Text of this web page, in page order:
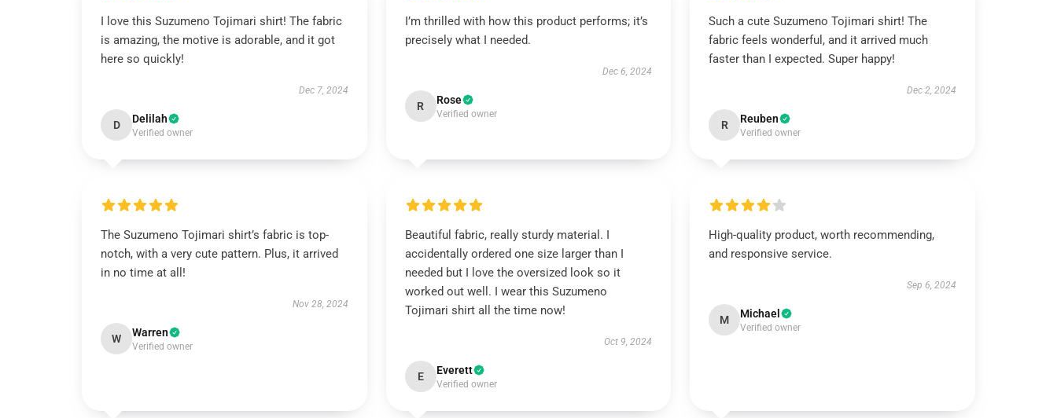
I love this Suzumeno Tojimari shirt! The fabric
is amazing, the motive is adorable, and it got
here so quickly!
Dec 7, 2024
D Delilah
Verified owner
I’m thrilled with how this product performs; it’s
precisely what I needed.
Dec 6, 2024
R Rose
Verified owner
Such a cute Suzumeno Tojimari shirt! The
fabric feels wonderful, and it arrived much
faster than I expected. Super happy!
Dec 2, 2024
R Reuben
Verified owner
The Suzumeno Tojimari shirt’s fabric is top-
notch, with a very cute pattern. Plus, it arrived
in no time at all!
Nov 28, 2024
W Warren
Verified owner
Beautiful fabric, really sturdy material. I
accidentally ordered one size larger than I
needed but I love the oversized look so it
worked out well. I wear this Suzumeno
Tojimari shirt all the time now!
Oct 9, 2024
E Everett
Verified owner
High-quality product, worth recommending,
and responsive service.
Sep 6, 2024
M Michael
Verified owner